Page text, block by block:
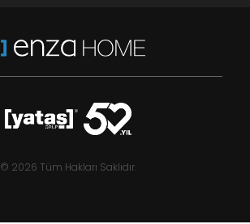
© 2026 Tüm Hakları Saklıdır.